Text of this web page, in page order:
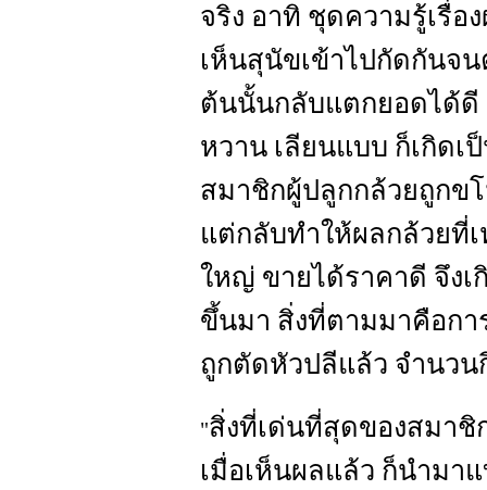
จริง อาทิ ชุดความรู้เรื่อ
เห็นสุนัขเข้าไปกัดกันจ
ต้นนั้นกลับแตกยอดได้ดี
หวาน เลียนแบบ ก็เกิด
สมาชิกผู้ปลูกกล้วยถูกข
แต่กลับทำให้ผลกล้วยที่
ใหญ่ ขายได้ราคาดี จึงเ
ขึ้นมา สิ่งที่ตามมาคือก
ถูกตัดหัวปลีแล้ว จำนวน
"สิ่งที่เด่นที่สุดของสมา
เมื่อเห็นผลแล้ว ก็นำมา